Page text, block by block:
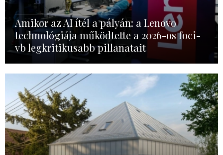
Amikor az AI ítél a pályán: a Lenovo
technológiája működtette a 2026-os foci-
vb legkritikusabb pillanatait